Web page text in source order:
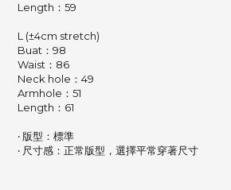
Length：59
L (±4cm stretch)
Buat：98
Waist：86
Neck hole：49
Armhole：51
Length：61
‧ 版型：標準
‧ 尺寸感：正常版型，選擇平常穿著尺寸